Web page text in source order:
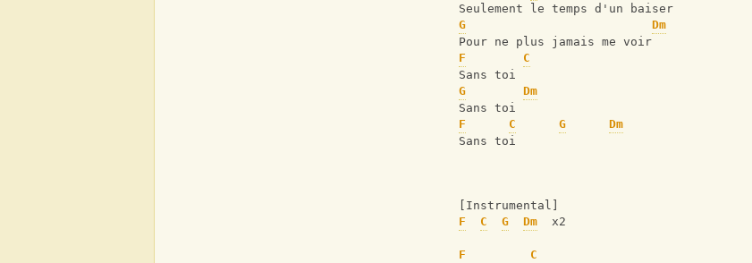
Seulement le temps d'un baiser
G
Dm
Pour ne plus jamais me voir
F
C
Sans toi
G
Dm
Sans toi
F
C G
Dm
Sans toi
[Instrumental]
F
C G Dm
  x2
F
C